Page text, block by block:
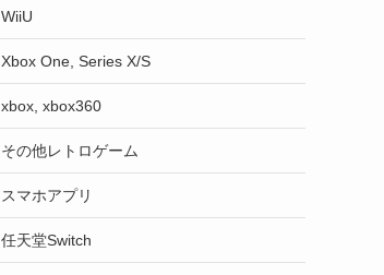
WiiU
Xbox One, Series X/S
xbox, xbox360
その他レトロゲーム
スマホアプリ
任天堂Switch